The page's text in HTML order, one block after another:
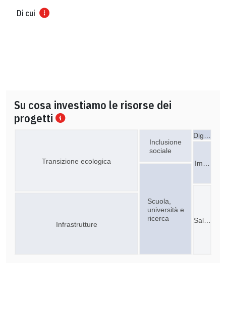
Di cui
Su cosa investiamo le risorse dei
progetti
Dig…
Scuola,
università e
ricerca
Im…
Inclusione
sociale
Infrastrutture
Transizione ecologica
Sal…